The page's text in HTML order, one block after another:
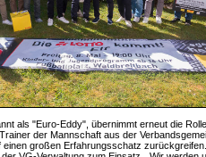
als "Euro-Eddy", übernimmt erneut die
der Mannschaft aus der
einen großen Erfahrungsschatz